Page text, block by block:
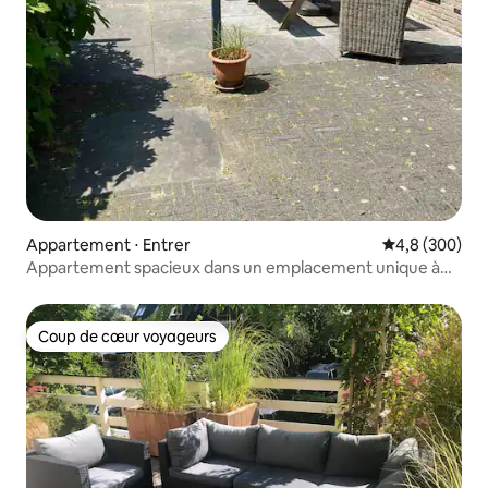
Appartement ⋅ Entrer Évaluation
4,8 (300)
Appartement spacieux dans un emplacement unique à
Coup de cœur voyageurs
Coup de cœur voyageurs